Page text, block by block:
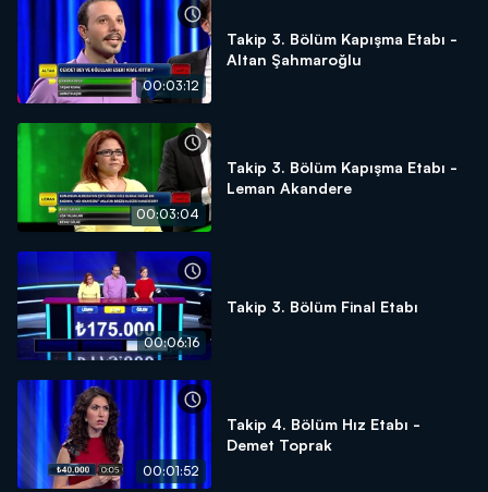
00:03:12
Takip 3. Bölüm Kapışma Etabı -
Altan Şahmaroğlu
00:03:04
Takip 3. Bölüm Kapışma Etabı -
Leman Akandere
00:06:16
Takip 3. Bölüm Final Etabı
00:01:52
Takip 4. Bölüm Hız Etabı -
Demet Toprak